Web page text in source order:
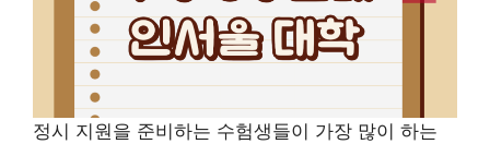
정시 지원을 준비하는 수험생들이 가장 많이 하는